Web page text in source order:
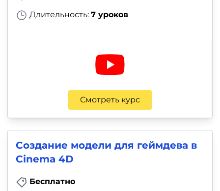
Длительность: 7 уроков
Смотреть курс
Создание модели для геймдева в
Cinema 4D
Бесплатно